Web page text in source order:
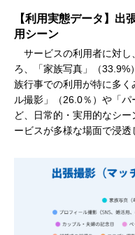
【利用実態データ】出
用シーン
サービスの利用者に対し
ろ、「家族写真」（33.9%
族行事での利用が特に多
ル撮影」（26.0％）や「
ど、日常的・実用的なシ
ービスが多様な場面で浸透